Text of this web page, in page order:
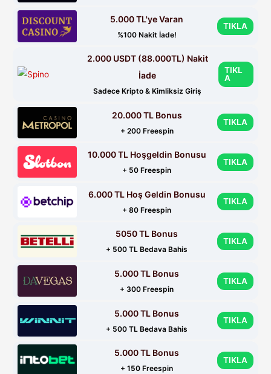
5.000 TL'ye Varan
%100 Nakit İade!
TIKLA
2.000 USDT (88.000TL) Nakit
İade
Sadece Kripto & Kimliksiz Giriş
TIKL
A
20.000 TL Bonus
+ 200 Freespin
TIKLA
10.000 TL Hoşgeldin Bonusu
+ 50 Freespin
TIKLA
6.000 TL Hoş Geldin Bonusu
+ 80 Freespin
TIKLA
5050 TL Bonus
+ 500 TL Bedava Bahis
TIKLA
5.000 TL Bonus
+ 300 Freespin
TIKLA
5.000 TL Bonus
+ 500 TL Bedava Bahis
TIKLA
5.000 TL Bonus
+ 150 Freespin
TIKLA